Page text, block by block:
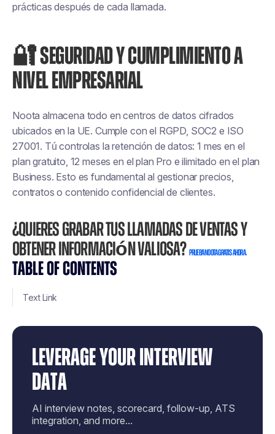
TABLE OF CONTENTS
Text Link
LEVERAGE YOUR INTERVIEW
DATA
AI interview notes, scorecard, follow-up, ATS
integration, and more...
prácticas después de cada llamada.
🔐 SEGURIDAD Y CUMPLIMIENTO A
NIVEL EMPRESARIAL
Noota almacena todo en centros de datos cifrados
ubicados en la UE. Cumple con el RGPD, SOC2 e ISO
27001. Tú controlas la retención de datos: 1 mes en el
plan gratuito, 12 meses en el plan Pro e ilimitado en el plan
Business. Esto es fundamental al gestionar precios,
contratos o contenido confidencial de clientes.
¿Quieres grabar tus llamadas de ventas y
obtener información valiosa? Prueba Noota gratis ahora.